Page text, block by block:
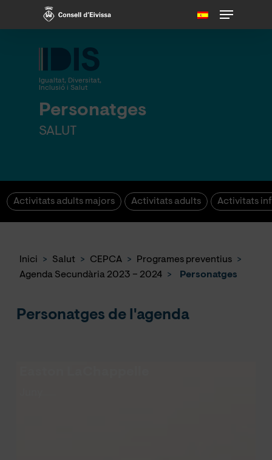
Menu
Igualtat, Diversitat,
Inclusió i Salut
Personatges
SALUT
Activitats adults majors Activitats adults Activitats
Inici > Salut > CEPCA > Programes preventius >
Agenda Secundària 2023 – 2024 > Personatges
Personatges de l'agenda